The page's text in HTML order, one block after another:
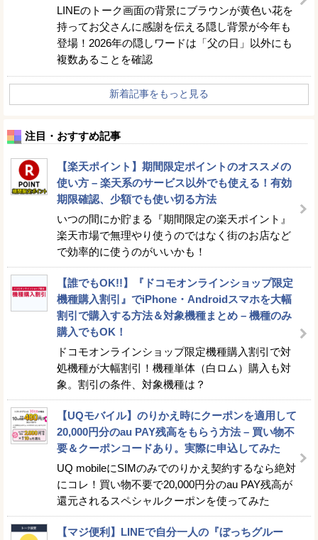
LINEのトーク画面の背景にブラウンが黄色い花を
持ってお父さんに感謝を伝える隠し背景が今年も
登場！2026年の隠しワードは「父の日」以外にも
複数あることを確認
新着記事をもっと見る
注目・おすすめ記事
【楽天ポイント】期間限定ポイントのオススメの
使い方 – 楽天系のサービス以外でも使える！有効
期限確認、少額でも使い切る方法
いつの間にか貯まる『期間限定の楽天ポイント』
楽天市場で無理やり使うのではなく街のお店など
で効率的に使うのがいいかも！
【誰でもOK!!】『ドコモオンラインショップ限定
機種購入割引』でiPhone・Androidスマホを大幅
割引で購入する方法＆対象機種まとめ – 機種のみ
購入でもOK！
ドコモオンラインショップ限定機種購入割引で対
処機種が大幅割引！機種単体（白ロム）購入も対
象。割引の条件、対象機種は？
【UQモバイル】のりかえ時にクーポンを適用して
20,000円分のau PAY残高をもらう方法 – 買い物不
要＆クーポンコードあり。実際に申込してみた
UQ mobileにSIMのみでのりかえ契約するなら絶対
にコレ！買い物不要で20,000円分のau PAY残高が
還元されるスペシャルクーポンを使ってみた
【マジ便利】LINEで自分一人の『ぼっちグルー